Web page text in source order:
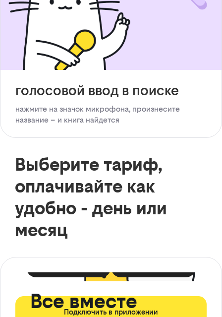
голосовой ввод в поиске
нажмите на значок микрофона, произнесите
название – и книга найдется
Выберите тариф,
оплачивайте как
удобно - день или
месяц
Все вместе
Подключить в приложении